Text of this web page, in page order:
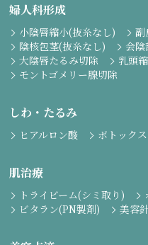
婦人科形成
小陰唇縮小(抜糸なし)
副
陰核包茎(抜糸なし)
会
大陰唇たるみ切除
乳頭
モントゴメリー腺切除
しわ・たるみ
ヒアルロン酸 ボトックス
肌治療
トライビーム(シミ取り)
ビタラン(PN製剤)
美容針